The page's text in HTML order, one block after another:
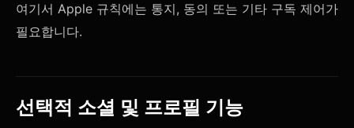
여기서 Apple 규칙에는 통지, 동의 또는 기타 구독 제어가
필요합니다.
선택적 소셜 및 프로필 기능